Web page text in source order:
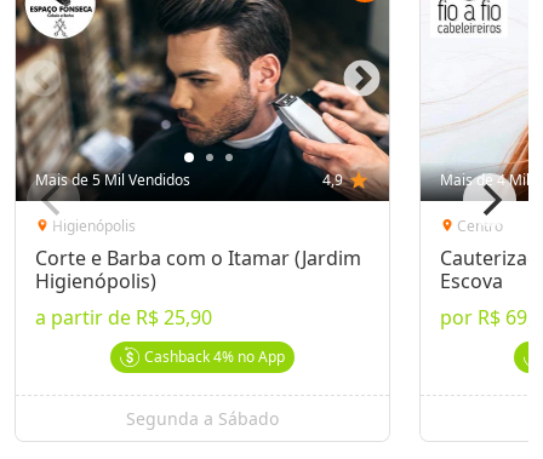
Mais de 5 Mil Vendidos 4,9 star
location_on Higienópolis
Corte e Barba com o Itamar (Jardim
Higienópolis)
a partir de R$ 25,90
Cashback4%no App
Segunda a Sábado
Mais de 4 Mil
location_on Centro
Escova
por R$